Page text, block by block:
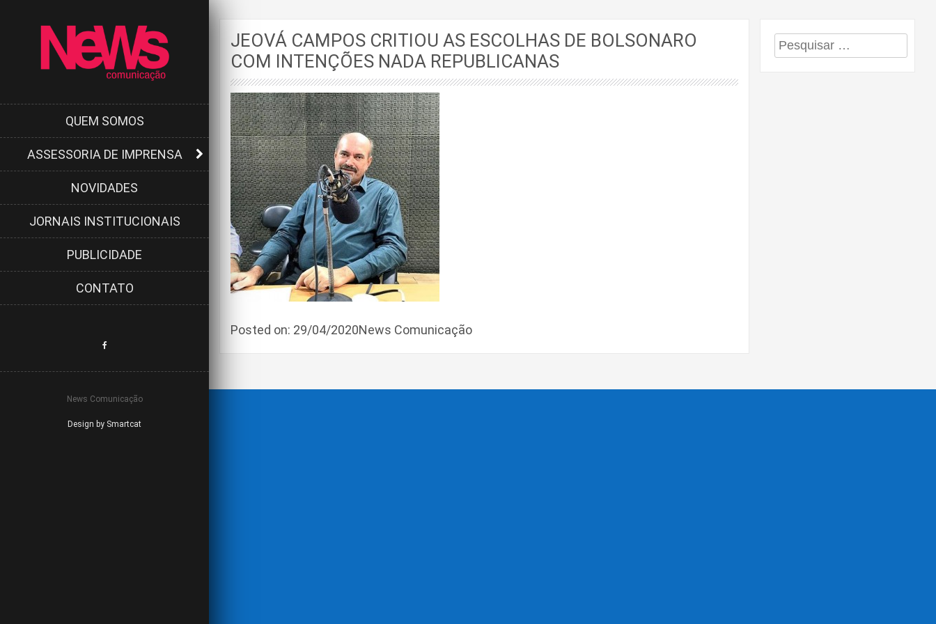
QUEM SOMOS
ASSESSORIA DE IMPRENSA
NOVIDADES
JORNAIS INSTITUCIONAIS
PUBLICIDADE
CONTATO
News Comunicação
Design by Smartcat
JEOVÁ CAMPOS CRITIOU AS ESCOLHAS DE BOLSONARO
COM INTENÇÕES NADA REPUBLICANAS
Posted on: 29/04/2020News Comunicação
Pesquisar
por: